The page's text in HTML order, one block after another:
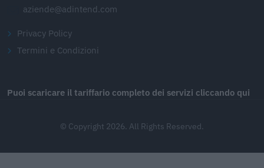
aziende@adintend.com
Privacy Policy
Termini e Condizioni
Puoi scaricare il tariffario completo dei servizi cliccando qui
© Copyright 2026. All Rights Reserved.